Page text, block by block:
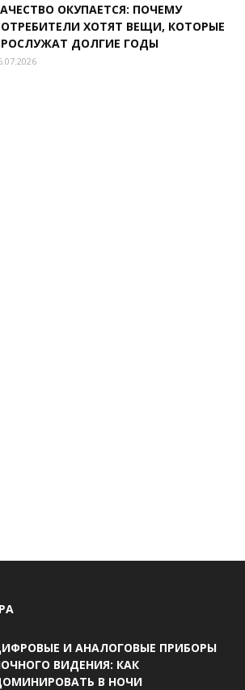
ОКУПАЕТСЯ: ПОЧЕМУ
ХОТЯТ ВЕЩИ, КОТОРЫЕ
ДОЛГИЕ ГОДЫ
И АНАЛОГОВЫЕ ПРИБОРЫ
ВИДЕНИЯ: КАК
В НОЧИ